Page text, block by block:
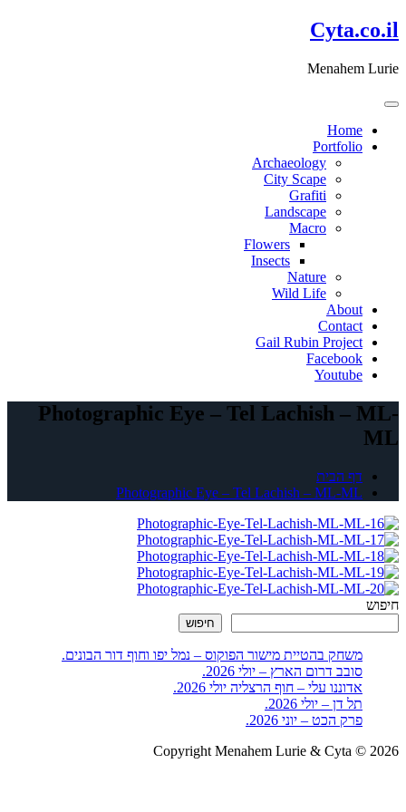
דלג
לתוכן
Cyta.co.il
Menahem Lurie
Home
Portfolio
Archaeology
City Scape
Grafiti
Landscape
Macro
Flowers
Insects
Nature
Wild Life
About
Contact
Gail Rubin Project
Facebook
Youtube
Photographic Eye – Tel Lachish – ML-
ML
דף הבית
Photographic Eye – Tel Lachish – ML-ML
חיפוש
חיפוש
משחק בהטיית מישור הפוקוס – נמל יפו וחוף דור הבונים.
סובב דרום הארץ – יולי 2026.
אדוננו עלי – חוף הרצליה יולי 2026.
תל דן – יולי 2026.
פרק הכט – יוני 2026.
Copyright Menahem Lurie & Cyta © 2026